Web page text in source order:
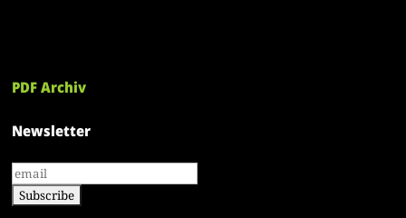
PDF Archiv
Newsletter